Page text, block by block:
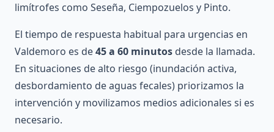
limítrofes como Seseña, Ciempozuelos y Pinto.
El tiempo de respuesta habitual para urgencias en
Valdemoro es de45 a 60 minutos desde la llamada.
En situaciones de alto riesgo (inundación activa,
desbordamiento de aguas fecales) priorizamos la
intervención y movilizamos medios adicionales si es
necesario.